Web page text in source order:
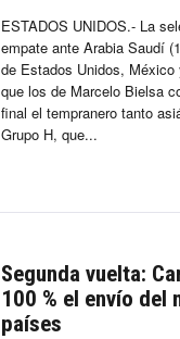
ESTADOS UNIDOS.- La
empate ante Arabia Saudí
de Estados Unidos, México
que los de Marcelo Bielsa
final el tempranero tanto
Grupo H, que...
Segunda vuelta:
100 % el envío del
países